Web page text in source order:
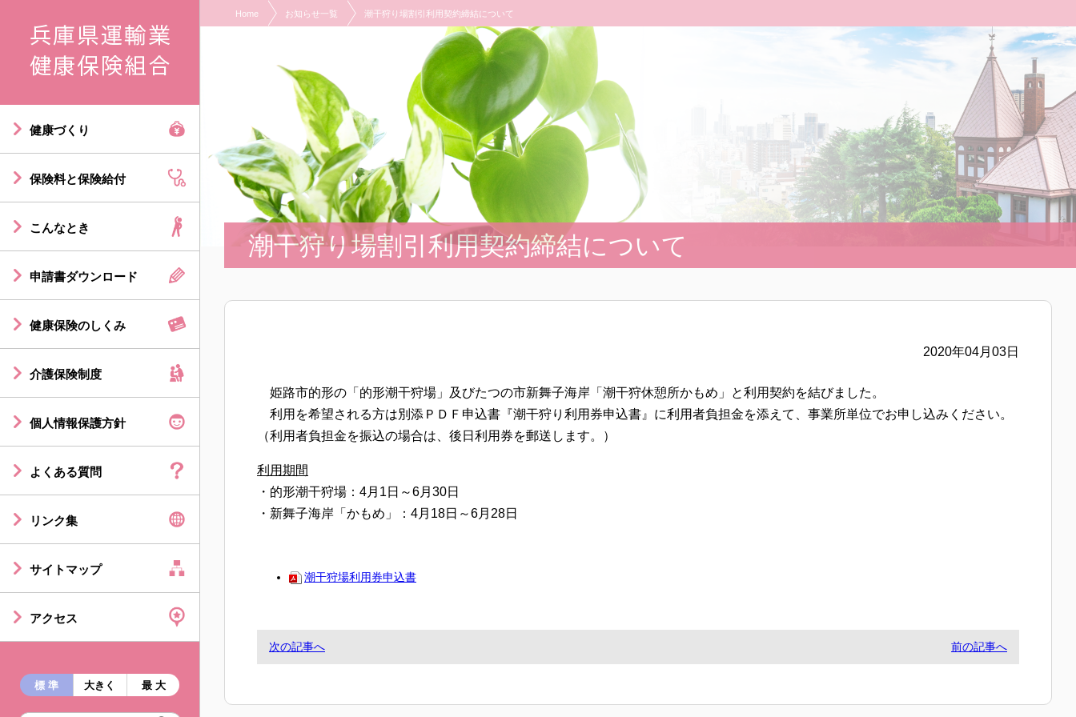
健康づくり
保険料と保険給付
こんなとき
申請書ダウンロード
健康保険のしくみ
介護保険制度
個人情報保護方針
よくある質問
リンク集
サイトマップ
アクセス
標 準 大きく 最 大
Home お知らせ一覧 潮干狩り場割引利用契約締結について
潮干狩り場割引利用契約締結について
2020年04月03日
姫路市的形の「的形潮干狩場」及びたつの市新舞子海岸「潮干狩休憩所かもめ」と利用契約を結びました。
利用を希望される方は別添ＰＤＦ申込書『潮干狩り利用券申込書』に利用者負担金を添えて、事業所単位でお申し込みください。
（利用者負担金を振込の場合は、後日利用券を郵送します。）
利用期間
・的形潮干狩場：4月1日～6月30日
・新舞子海岸「かもめ」：4月18日～6月28日
潮干狩場利用券申込書
次の記事へ 前の記事へ